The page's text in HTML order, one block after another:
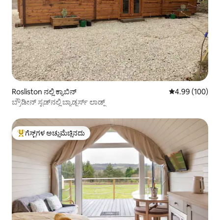
Rosliston ನಲ್ಲಿ ಕ್ಯಾಬಿನ್ 5 ರಲ್ಲಿ 4.99
4.99 (100)
ಬ್ರೌಡೀನ್ ಸ್ಟಡ್‌ನಲ್ಲಿ ಬ್ಯಾಡ್ಜರ್ಸ್ ಲಾಡ್ಜ್
ಗೆಸ್ಟ್‌ಗಳಿಗೆ ಅತಿ ಹೆಚ್ಚು ಅಚ್ಚುಮೆಚ್ಚಿನದು
ಗೆಸ್ಟ್‌ಗಳ ಅಚ್ಚುಮೆಚ್ಚಿನದು